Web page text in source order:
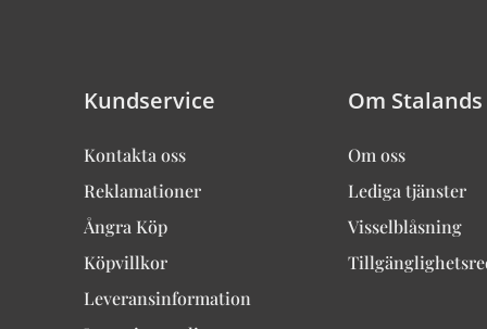
Kundservice
Kontakta oss
Reklamationer
Ångra Köp
Köpvillkor
Leveransinformation
Om Stalands
Om oss
Lediga tjänster
Visselblåsning